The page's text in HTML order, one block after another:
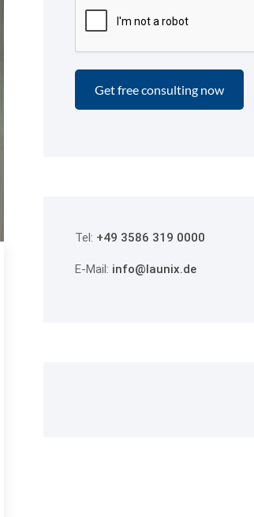
Tel: +49 3586 319 0000
E-Mail: info@launix.de